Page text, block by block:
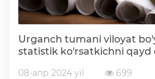
Urganch tumani viloyat
statistik ko'rsatkichni qayd
08-апр 2024 yil 699